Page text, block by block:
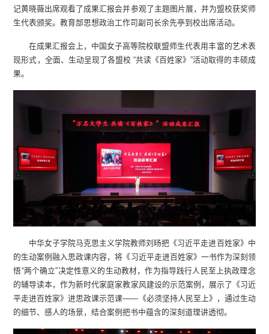
记黄晓薇出席观看了成果汇报会并参观了主题图片展，并为盟校获奖师
生代表颁奖。教育部思想政治工作司副司长余先亭到校出席活动。
在成果汇报会上，中国女子高等院校联盟师生代表用丰富的艺术表
现形式，全面、生动呈现了各盟校 “共读《百姓家》”活动取得的丰硕成
果。
中华女子学院马克思主义学院教师刘旸把《习近平走进百姓家》中
的生动案例融入思政课内容，将《习近平走进百姓家》一书作为深刻领
悟“两个确立”决定性意义的生动教材，作为指导践行人民至上执政理念
的辅导读本，作为新时代家庭家教家风建设的示范案例，展示了《习近
平走进百姓家》进思政课示范课——《必须坚持人民至上》，通过生动
的细节、感人的场景，结合案例把书中蕴含的深刻道理讲透彻。